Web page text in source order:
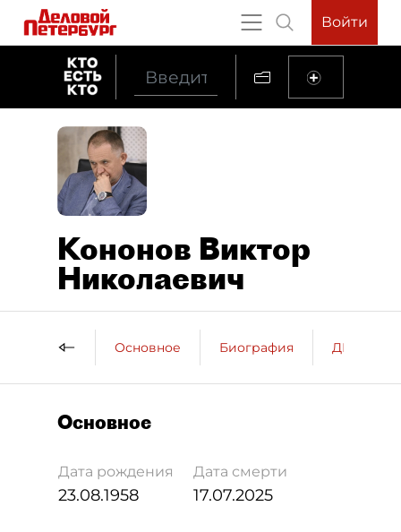
Войти
Кононов Виктор
Николаевич
Основное Биография ДП о
Основное
Дата рождения
23.08.1958
Дата смерти
17.07.2025